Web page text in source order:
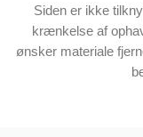
Siden er ikke
krænkelse af
ønsker materiale